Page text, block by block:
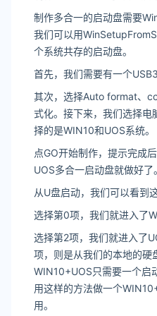
制作多合一的启动盘需要
我们可以用
个系统共存的启动盘。
首先，我们需要有一个
其次，选择Auto format、
式化。接下来，我们选择电
择的是WIN10和UOS系统。
点GO开始制作，提示完成
UOS多合一启动盘就做好了。
从U盘启动，我们可以看到
选择第0项，我们就进入了
选择第2项，我们就进入了
项，则是从我们的本地的硬
WIN10+UOS只需要一个启
用这样的方法做一个
用。